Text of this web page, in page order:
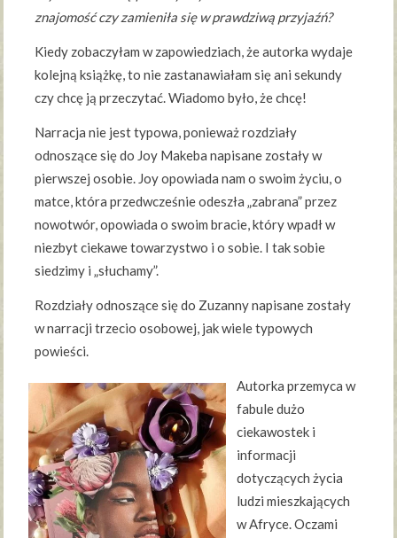
znajomość czy zamieniła się w prawdziwą przyjaźń?
Kiedy zobaczyłam w zapowiedziach, że autorka wydaje
kolejną książkę, to nie zastanawiałam się ani sekundy
czy chcę ją przeczytać. Wiadomo było, że chcę!
Narracja nie jest typowa, ponieważ rozdziały
odnoszące się do Joy Makeba napisane zostały w
pierwszej osobie. Joy opowiada nam o swoim życiu, o
matce, która przedwcześnie odeszła „zabrana” przez
nowotwór, opowiada o swoim bracie, który wpadł w
niezbyt ciekawe towarzystwo i o sobie. I tak sobie
siedzimy i „słuchamy”.
Rozdziały odnoszące się do Zuzanny napisane zostały
w narracji trzecio osobowej, jak wiele typowych
powieści.
Autorka przemyca w
fabule dużo
ciekawostek i
informacji
dotyczących życia
ludzi mieszkających
w Afryce. Oczami